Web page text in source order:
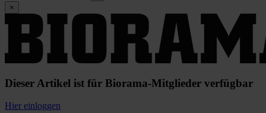
×
Dieser Artikel ist für Biorama-Mitglieder verfügbar
Hier einloggen